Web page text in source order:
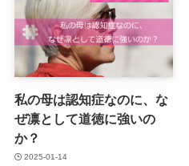
私の母は認知症なのに、な
ぜ凛として道徳に強いの
か？
2025-01-14